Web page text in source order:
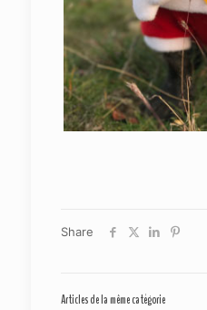
Share
Articles de la même catégorie